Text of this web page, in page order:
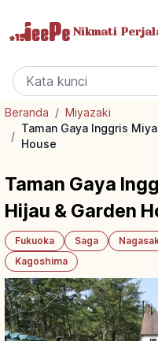
Nikmati
Beranda / Miyazaki
/
Taman Gaya Inggris
House
Taman Gaya
Hijau & Garden
Fukuoka Saga
Kagoshima